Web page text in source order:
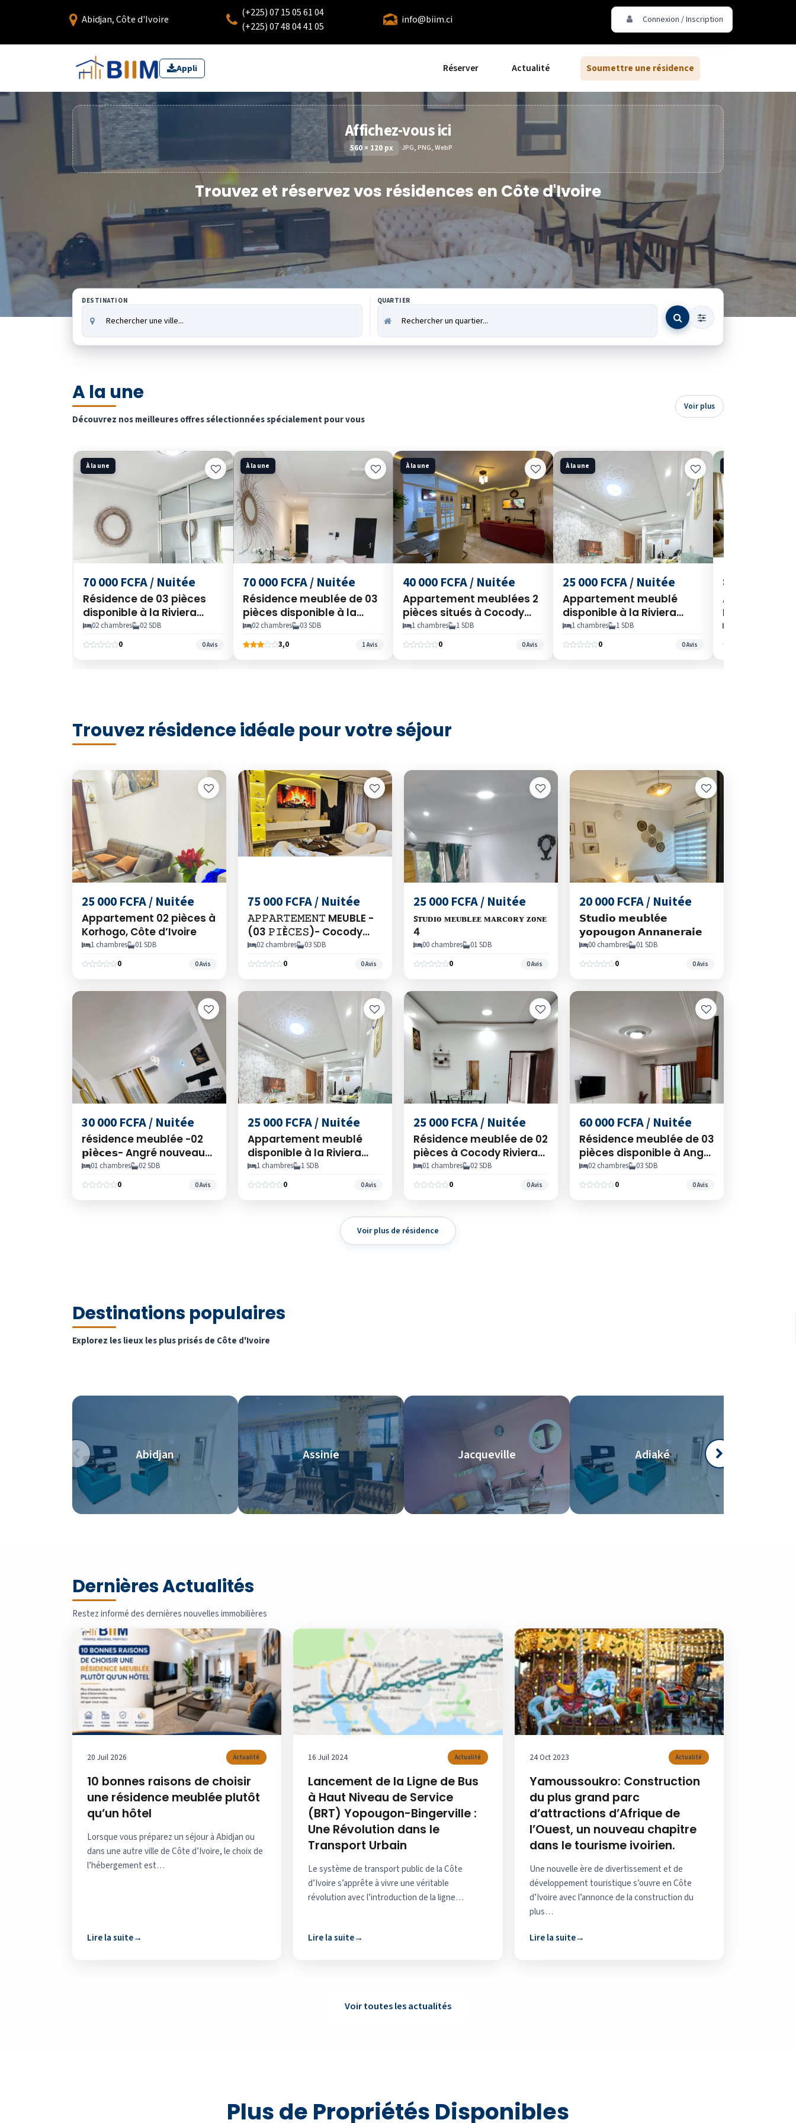
Abidjan, Côte d'Ivoire
(+225) 07 15 05 61 04
(+225) 07 48 04 41 05
info@biim.ci Connexion / Inscription
Appli Réserver Actualité Soumettre une résidence
Affichez-vous ici
560 × 120 px ·JPG, PNG, WebP
Trouvez et réservez vos résidences en Côte d'Ivoire
DESTINATION QUARTIER
A la une
Découvrez nos meilleures offres sélectionnées spécialement pour vous
Voir plus
À la une
70 000 FCFA / Nuitée
Résidence de 03 pièces
disponible à la Riviera
palmeraie, Abidjan, Côte
d’Ivoire
02 chambres
02 SDB
0
0 Avis
À la une
70 000 FCFA / Nuitée
Résidence meublée de 03
pièces disponible à la
riviera 3, Abidjan, Côte-
d’Ivoire
02 chambres
03 SDB
3,0
1 Avis
À la une
40 000 FCFA / Nuitée
Appartement meublées 2
pièces situés à Cocody
Angré carrefour 2
plateaux vallon Carrefour
1 chambres
1 SDB
0
0 Avis
À la une
25 000 FCFA / Nuitée
Appartement meublé
disponible à la Riviera
Faya, Abidjan, Côte d’ivoire
1 chambres
1 SDB
0
0 Avis
80 000
PIÈCES
COCODY
Trouvez résidence idéale pour votre séjour
25 000 FCFA / Nuitée
Appartement 02 pièces à
Korhogo, Côte d’Ivoire
1 chambres
01 SDB
0
0 Avis
75 000 FCFA / Nuitée
𝙰𝙿𝙿𝙰𝚁𝚃𝙴𝙼𝙴𝙽𝚃 MEUBLE -
(03 𝙿𝙸È𝙲𝙴𝚂)- Cocody
Riviera Faya
02 chambres
03 SDB
0
0 Avis
25 000 FCFA / Nuitée
ꜱᴛᴜᴅɪᴏ ᴍᴇᴜʙʟᴇᴇ ᴍᴀʀᴄᴏʀʏ ᴢᴏɴᴇ
𝟦
00 chambres
01 SDB
0
0 Avis
20 000 FCFA / Nuitée
𝗦𝘁𝘂𝗱𝗶𝗼 𝗺𝗲𝘂𝗯𝗹é𝗲
𝘆𝗼𝗽𝗼𝘂𝗴𝗼𝗻 𝗔𝗻𝗻𝗮𝗻𝗲𝗿𝗮𝗶𝗲
00 chambres
01 SDB
0
0 Avis
30 000 FCFA / Nuitée
résidence meublée -02
𝗽𝗶è𝗰𝗲𝘀- Angré nouveau
chu01 chambres
02 SDB
0
0 Avis
25 000 FCFA / Nuitée
Appartement meublé
disponible à la Riviera
Faya, Abidjan, Côte
d’ivoire
1 chambres
1 SDB
0
0 Avis
25 000 FCFA / Nuitée
Résidence meublée de 02
pièces à Cocody Riviera
palmeraie
01 chambres
02 SDB
0
0 Avis
60 000 FCFA / Nuitée
Résidence meublée de 03
pièces disponible à Angré
(Hôtel Hawaï)
02 chambres
03 SDB
0
0 Avis
Voir plus de résidence
Destinations populaires
Explorez les lieux les plus prisés de Côte d'Ivoire
Abidjan Assinie Jacqueville Adiaké
Dernières Actualités
Restez informé des dernières nouvelles immobilières
20 Juil 2026 Actualité
10 bonnes raisons de choisir
une résidence meublée plutôt
qu’un hôtel
Lorsque vous préparez un séjour à Abidjan ou
dans une autre ville de Côte d’Ivoire, le choix de
l’hébergement est…
Lire la suite
16 Juil 2024 Actualité
Lancement de la Ligne de Bus
à Haut Niveau de Service
(BRT) Yopougon-Bingerville :
Une Révolution dans le
Transport Urbain
Le système de transport public de la Côte
d’Ivoire s’apprête à vivre une véritable
révolution avec l’introduction de la ligne…
Lire la suite
24 Oct 2023 Actualité
Yamoussoukro: Construction
du plus grand parc
d’attractions d’Afrique de
l’Ouest, un nouveau chapitre
dans le tourisme ivoirien.
Une nouvelle ère de divertissement et de
développement touristique s’ouvre en Côte
d’Ivoire avec l’annonce de la construction du
plus…
Lire la suite
Voir toutes les actualités
Plus de Propriétés Disponibles